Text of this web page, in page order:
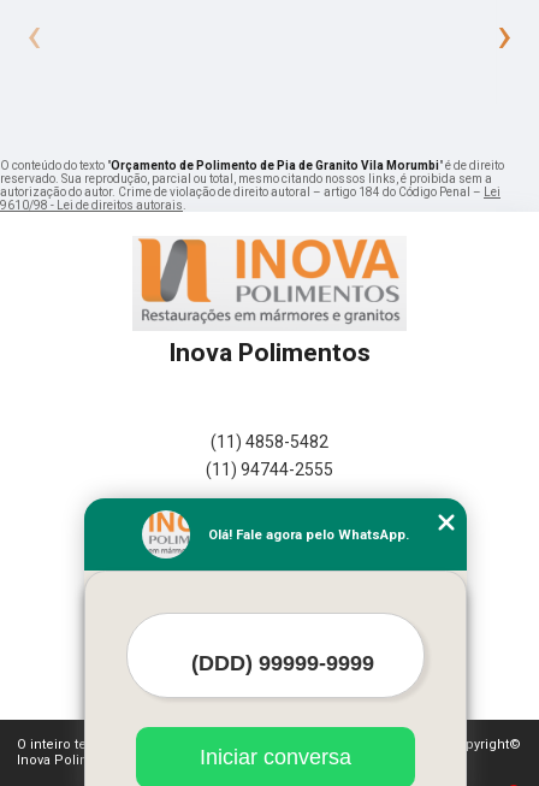
‹ ›
O conteúdo do texto "Orçamento de Polimento de Pia de Granito Vila Morumbi" é de direito
reservado. Sua reprodução, parcial ou total, mesmo citando nossos links, é proibida sem a
autorização do autor. Crime de violação de direito autoral – artigo 184 do Código Penal –
Lei
9610/98 - Lei de direitos autorais
Inova Polimentos
(11) 4858-5482
(11) 94744-2555
Empresa
Missão
Mapa do site
Mais Serviços
O inteiro teor deste site está sujeito à proteção de direitos autorais. Copyright©
Inova Polimentos (Lei 9610 de 19/02/1998)
Olá! Fale agora pelo WhatsApp.
Iniciar conversa